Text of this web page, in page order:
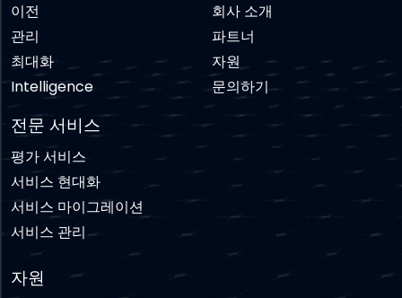
이전
관리
최대화
Intelligence
전문 서비스
평가 서비스
서비스 현대화
서비스 마이그레이션
서비스 관리
회사 소개
파트너
자원
문의하기
자원